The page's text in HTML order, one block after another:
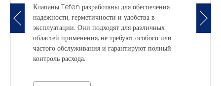
Клапаны Tefen разработаны для обеспечения
надежности, герметичности и удобства в
эксплуатации. Они подходят для различных
областей применения, не требуют особого или
частого обслуживания и гарантируют полный
контроль расхода.